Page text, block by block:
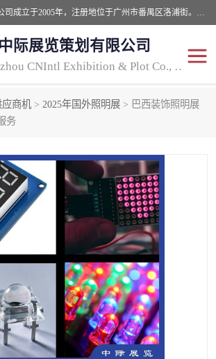
广州中际展览策划有限公司成立于2005年，注册地位于广州市番禺区洛浦街。经营范围包括会议及展览服务，大型活动组织策划服务，展台设计服务，广告业等；主要从事国外广告、标识、印花、LED、照明、光电、灯光、音响、视听、电子展览会等，展位预定-展品运输-签证-行程安排-补贴一站式服务。
际展览策划有限公司
Guangzhou CNIntl Exhibition & Plot Co., Ltd.
应商机 > 2025年国外照明展 > 巴西装饰照明展
务
展
展品运输
视听-灯光音响展
标识展 2025年国内中国香港照明
展